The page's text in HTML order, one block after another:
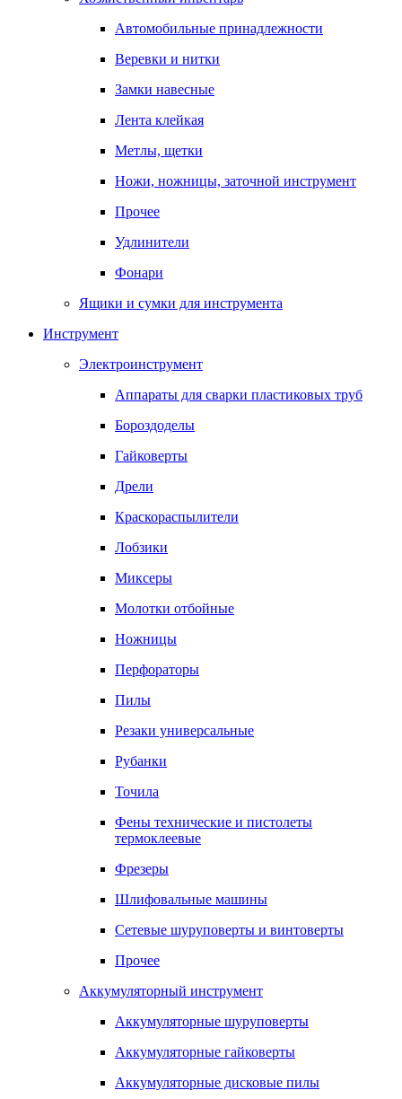
Автомобильные принадлежности
Веревки и нитки
Замки навесные
Лента клейкая
Метлы, щетки
Ножи, ножницы, заточной инструмент
Прочее
Удлинители
Фонари
Ящики и сумки для инструмента
Инструмент
Электроинструмент
Аппараты для сварки пластиковых труб
Бороздоделы
Гайковерты
Дрели
Краскораспылители
Лобзики
Миксеры
Молотки отбойные
Ножницы
Перфораторы
Пилы
Резаки универсальные
Рубанки
Точила
Фены технические и пистолеты
термоклеевые
Фрезеры
Шлифовальные машины
Сетевые шуруповерты и винтоверты
Прочее
Аккумуляторный инструмент
Аккумуляторные шуруповерты
Аккумуляторные гайковерты
Аккумуляторные дисковые пилы